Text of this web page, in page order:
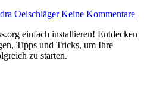
Oelschläger Keine Kommentare
einfach installieren! Entdecken
Tipps und Tricks, um Ihre
zu starten.